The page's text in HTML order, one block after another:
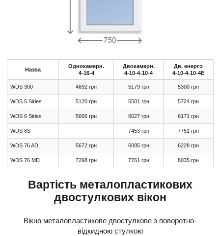
Назва
Однокамерн.
4-16-4
Двокамерн.
4-10-4-10-4
Дв. енерго
4-10-4-10-4Е
WDS 300 4692 грн 5179 грн 5300 грн
WDS 5 Siries 5120 грн 5581 грн 5724 грн
WDS 6 Siries 5666 грн 6027 грн 6171 грн
WDS 8S - 7453 грн 7751 грн
WDS 76 AD 5672 грн 6085 грн 6228 грн
WDS 76 МD 7298 грн 7761 грн 8035 грн
Вартість металопластикових
двостулкових вікон
Вікно металопластикове двостулкове з поворотно-
відкидною стулкою